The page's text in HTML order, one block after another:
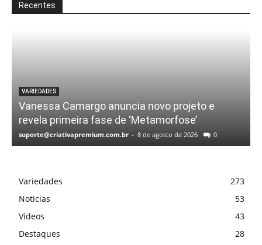
Recentes
VARIEDADES
Vanessa Camargo anuncia novo projeto e
revela primeira fase de ‘Metamorfose’
suporte@criativapremium.com.br - 8 de agosto de 2026 0
Variedades
273
Noticias
53
Vídeos
43
Destaques
28